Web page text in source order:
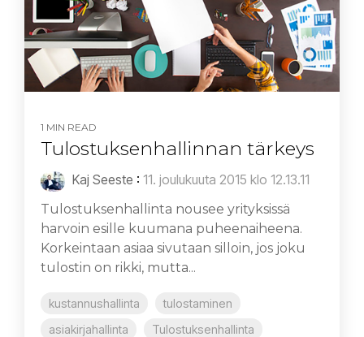
1 MIN READ
Tulostuksenhallinnan tärkeys
Kaj Seeste : 11. joulukuuta 2015 klo 12.13.11
Tulostuksenhallinta nousee yrityksissä
harvoin esille kuumana puheenaiheena.
Korkeintaan asiaa sivutaan silloin, jos joku
tulostin on rikki, mutta...
kustannushallinta
tulostaminen
asiakirjahallinta
Tulostuksenhallinta